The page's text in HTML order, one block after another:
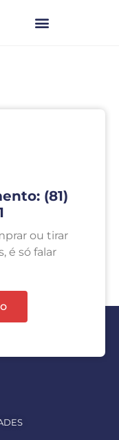
(81)
ou tirar
é só falar